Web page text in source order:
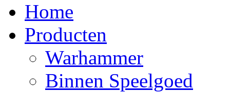
Home
Producten
Warhammer
Binnen Speelgoed